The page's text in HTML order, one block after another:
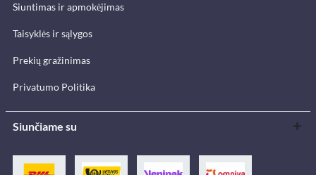
Siuntimas ir apmokėjimas
Taisyklės ir sąlygos
Prekių gražinimas
Privatumo Politika
Siunčiame su